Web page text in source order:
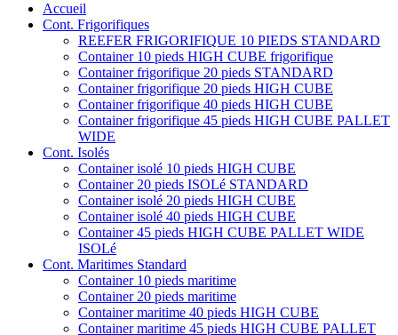
Accueil
Cont. Frigorifiques
REEFER FRIGORIFIQUE 10 PIEDS STANDARD
Container 10 pieds HIGH CUBE frigorifique
Container frigorifique 20 pieds STANDARD
Container frigorifique 20 pieds HIGH CUBE
Container frigorifique 40 pieds HIGH CUBE
Container frigorifique 45 pieds HIGH CUBE PALLET
WIDE
Cont. Isolés
Container isolé 10 pieds HIGH CUBE
Container 20 pieds ISOLé STANDARD
Container isolé 20 pieds HIGH CUBE
Container isolé 40 pieds HIGH CUBE
Container 45 pieds HIGH CUBE PALLET WIDE
ISOLé
Cont. Maritimes Standard
Container 10 pieds maritime
Container 20 pieds maritime
Container maritime 40 pieds HIGH CUBE
Container maritime 45 pieds HIGH CUBE PALLET